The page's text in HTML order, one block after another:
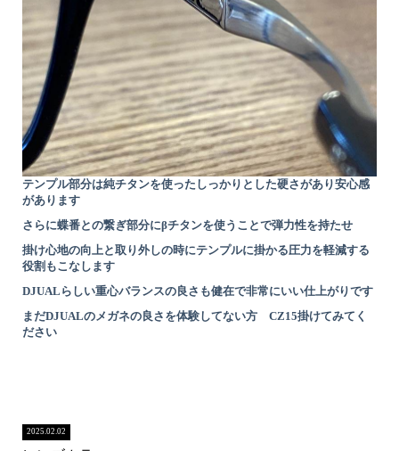
テンプル部分は純チタンを使ったしっかりとした硬さがあり安心感
があります
さらに蝶番との繋ぎ部分にβチタンを使うことで弾力性を持たせ
掛け心地の向上と取り外しの時にテンプルに掛かる圧力を軽減する
役割もこなします
DJUALらしい重心バランスの良さも健在で非常にいい仕上がりです
まだDJUALのメガネの良さを体験してない方 CZ15掛けてみてく
ださい
2025.02.02